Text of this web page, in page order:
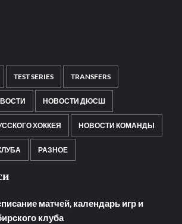
TEST SERIES TRANSFERS
НОВОСТИ ДЮСШ
ХОККЕЯ НОВОСТИ КОМАНДЫ
РАЗНОЕ
матчей, календарь игр и
клуба